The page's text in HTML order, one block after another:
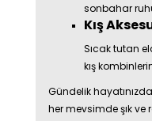
sonbahar
Kış
Sıcak tutan
kış
Gündelik
her mevsimde şık